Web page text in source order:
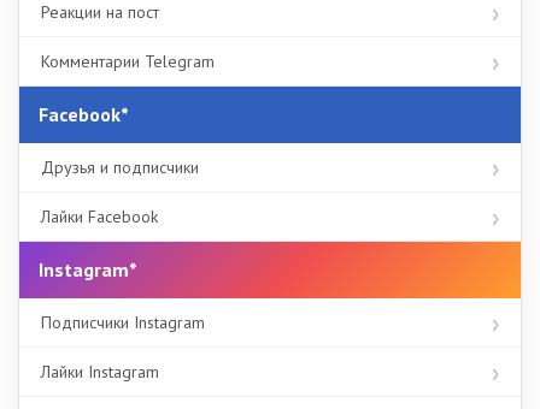
Реакции на пост
Комментарии Telegram
Facebook*
Друзья и подписчики
Лайки Facebook
Instagram*
Подписчики Instagram
Лайки Instagram